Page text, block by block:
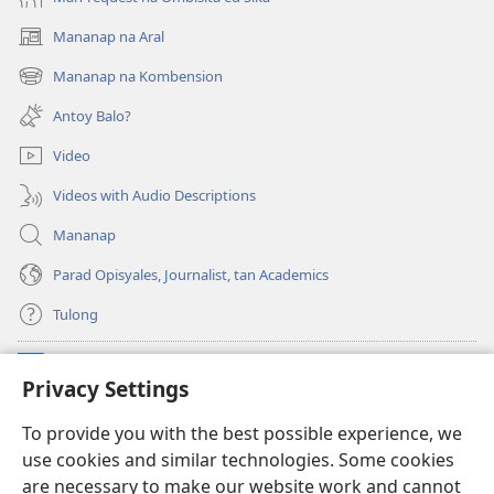
Privacy Settings
To provide you with the best possible experience, we
use cookies and similar technologies. Some cookies
are necessary to make our website work and cannot
Mananap na Aral
(opens
new
window)
Mananap na Kombension
(opens
new
window)
Antoy Balo?
Video
Videos with Audio Descriptions
Mananap
Parad Opisyales, Journalist, tan Academics
Tulong
(opens
new
Watchtower ONLINE YA LIBRARYA™
(opens
new
window)JW Hub